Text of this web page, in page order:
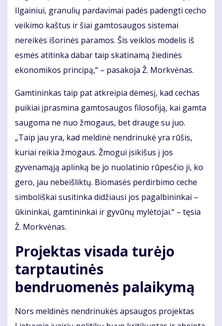
Ilgainiui, granulių pardavimai padės padengti cecho
veikimo kaštus ir šiai gamtosaugos sistemai
nereikės išorinės paramos. Šis veiklos modelis iš
esmės atitinka dabar taip skatinamą žiedinės
ekonomikos principą,“ – pasakoja Ž. Morkvėnas.
Gamtininkas taip pat atkreipia dėmesį, kad cechas
puikiai įprasmina gamtosaugos filosofiją, kai gamta
saugoma ne nuo žmogaus, bet drauge su juo.
„Taip jau yra, kad meldinė nendrinukė yra rūšis,
kuriai reikia žmogaus. Žmogui įsikišus į jos
gyvenamąją aplinką be jo nuolatinio rūpesčio ji, ko
gero, jau nebeišliktų. Biomasės perdirbimo ceche
simboliškai susitinka didžiausi jos pagalbininkai –
ūkininkai, gamtininkai ir gyvūnų mylėtojai.“ – tęsia
Ž. Morkvėnas.
Projektas visada turėjo
tarptautinės
bendruomenės palaikymą
Nors meldinės nendrinukės apsaugos projektas